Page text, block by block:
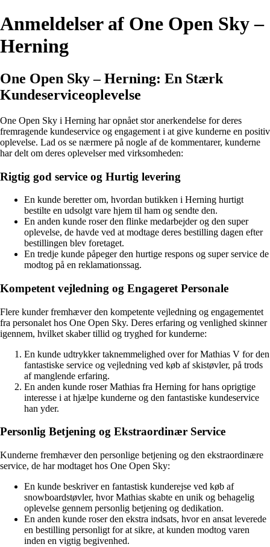
Anmeldelser af One Open Sky –
Herning
One Open Sky – Herning: En Stærk
Kundeserviceoplevelse
One Open Sky i Herning har opnået stor anerkendelse for deres
fremragende kundeservice og engagement i at give kunderne en positiv
oplevelse. Lad os se nærmere på nogle af de kommentarer, kunderne
har delt om deres oplevelser med virksomheden:
Rigtig god service og Hurtig levering
En kunde beretter om, hvordan butikken i Herning hurtigt
bestilte en udsolgt vare hjem til ham og sendte den.
En anden kunde roser den flinke medarbejder og den super
oplevelse, de havde ved at modtage deres bestilling dagen efter
bestillingen blev foretaget.
En tredje kunde påpeger den hurtige respons og super service de
modtog på en reklamationssag.
Kompetent vejledning og Engageret Personale
Flere kunder fremhæver den kompetente vejledning og engagementet
fra personalet hos One Open Sky. Deres erfaring og venlighed skinner
igennem, hvilket skaber tillid og tryghed for kunderne:
En kunde udtrykker taknemmelighed over for Mathias V for den
fantastiske service og vejledning ved køb af skistøvler, på trods
af manglende erfaring.
En anden kunde roser Mathias fra Herning for hans oprigtige
interesse i at hjælpe kunderne og den fantastiske kundeservice
han yder.
Personlig Betjening og Ekstraordinær Service
Kunderne fremhæver den personlige betjening og den ekstraordinære
service, de har modtaget hos One Open Sky:
En kunde beskriver en fantastisk kunderejse ved køb af
snowboardstøvler, hvor Mathias skabte en unik og behagelig
oplevelse gennem personlig betjening og dedikation.
En anden kunde roser den ekstra indsats, hvor en ansat leverede
en bestilling personligt for at sikre, at kunden modtog varen
inden en vigtig begivenhed.